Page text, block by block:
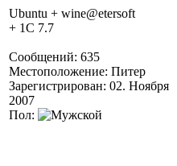
Ubuntu + wine@etersoft
+ 1C 7.7
Сообщений: 635
Местоположение: Питер
Зарегистрирован: 02. Ноября
2007
Пол: